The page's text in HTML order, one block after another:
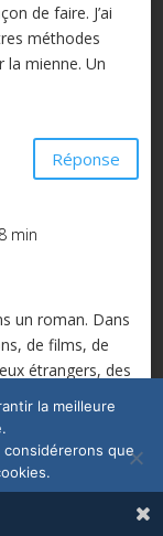
de faire. J’ai
méthodes
la mienne. Un
Réponse
min
un roman. Dans
de films, de
étrangers, des
se rappelle
faut-il le mettre
explications sur
la meilleure
que